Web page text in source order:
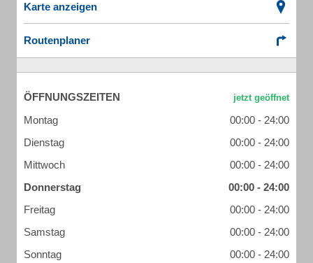
Karte anzeigen
Routenplaner
ÖFFNUNGSZEITEN
Montag
00:00 - 24:00
Dienstag
00:00 - 24:00
Mittwoch
00:00 - 24:00
Donnerstag
00:00 - 24:00
Freitag
00:00 - 24:00
Samstag
00:00 - 24:00
Sonntag
00:00 - 24:00